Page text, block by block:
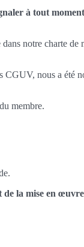
à tout
notre charte de
nous a été
membre.
la mise en